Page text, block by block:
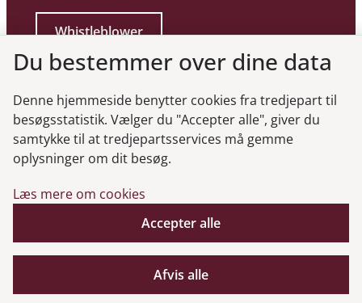
Whistleblower
Genveje
Gå til virksomhedsregisteret
Gå til selskabsmeddelelser
Du bestemmer over dine data
Denne hjemmeside benytter cookies fra tredjepart til
besøgsstatistik. Vælger du "Accepter alle", giver du
samtykke til at tredjepartsservices må gemme
oplysninger om dit besøg.
Læs mere om cookies
Accepter alle
Afvis alle